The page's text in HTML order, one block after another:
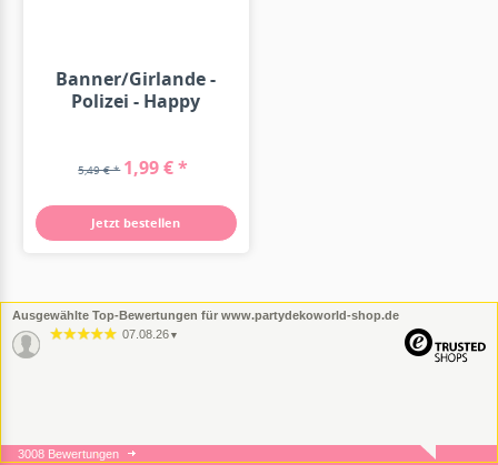
Banner/Girlande -
Polizei - Happy
5,49 € * 1,99 € *
Jetzt bestellen
Ausgewählte Top-Bewertungen für www.partydekoworld-shop.de
07.08.26 ▼
05.08.26▼
3008 Bewertungen